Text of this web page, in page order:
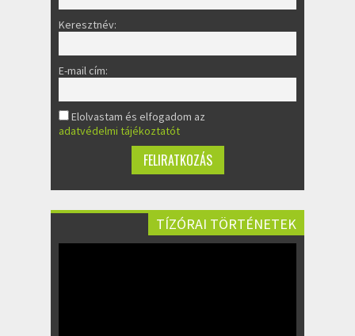
Keresztnév:
E-mail cím:
Elolvastam és elfogadom az
adatvédelmi tájékoztatót
TÍZÓRAI TÖRTÉNETEK